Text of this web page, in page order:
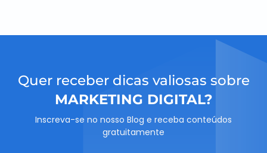
Quer receber dicas valiosas sobre
MARKETING DIGITAL?
Inscreva-se no nosso Blog e receba conteúdos
gratuitamente